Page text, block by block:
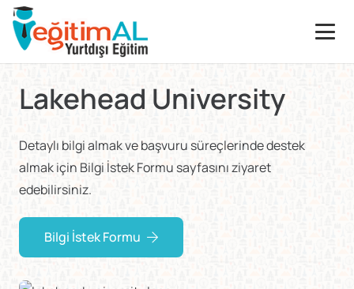
Lakehead University
Detaylı bilgi almak ve başvuru süreçlerinde destek
almak için Bilgi İstek Formu sayfasını ziyaret
edebilirsiniz.
Bilgi İstek Formu